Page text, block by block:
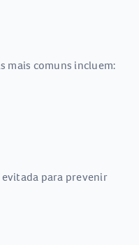
mais comuns incluem:
para prevenir